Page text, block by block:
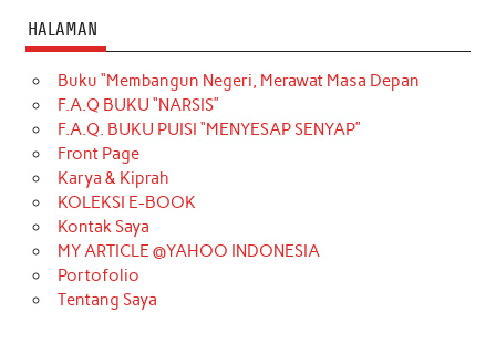
HALAMAN
Buku “Membangun Negeri, Merawat Masa Depan
F.A.Q BUKU “NARSIS”
F.A.Q. BUKU PUISI “MENYESAP SENYAP”
Front Page
Karya & Kiprah
KOLEKSI E-BOOK
Kontak Saya
MY ARTICLE @YAHOO INDONESIA
Portofolio
Tentang Saya